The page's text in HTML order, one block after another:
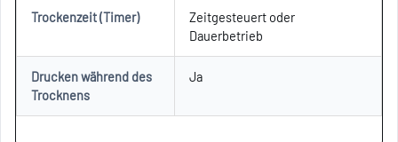
Trockenzeit (Timer)
Zeitgesteuert oder
Dauerbetrieb
Drucken während des
Trocknens
Ja